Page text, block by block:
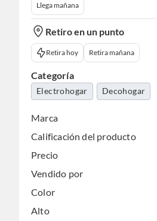
Llega mañana
Retiro en un punto
Retira hoy Retira mañana
Categoría
Electrohogar Decohogar
Marca
Calificación del producto
Precio
Vendido por
Color
Alto